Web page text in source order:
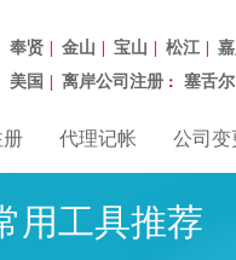
奉贤 | 金山 | 宝山 | 松江 |
美国 | 离岸公司注册 ： 塞舌尔
代理记帐 公司
用工具推荐